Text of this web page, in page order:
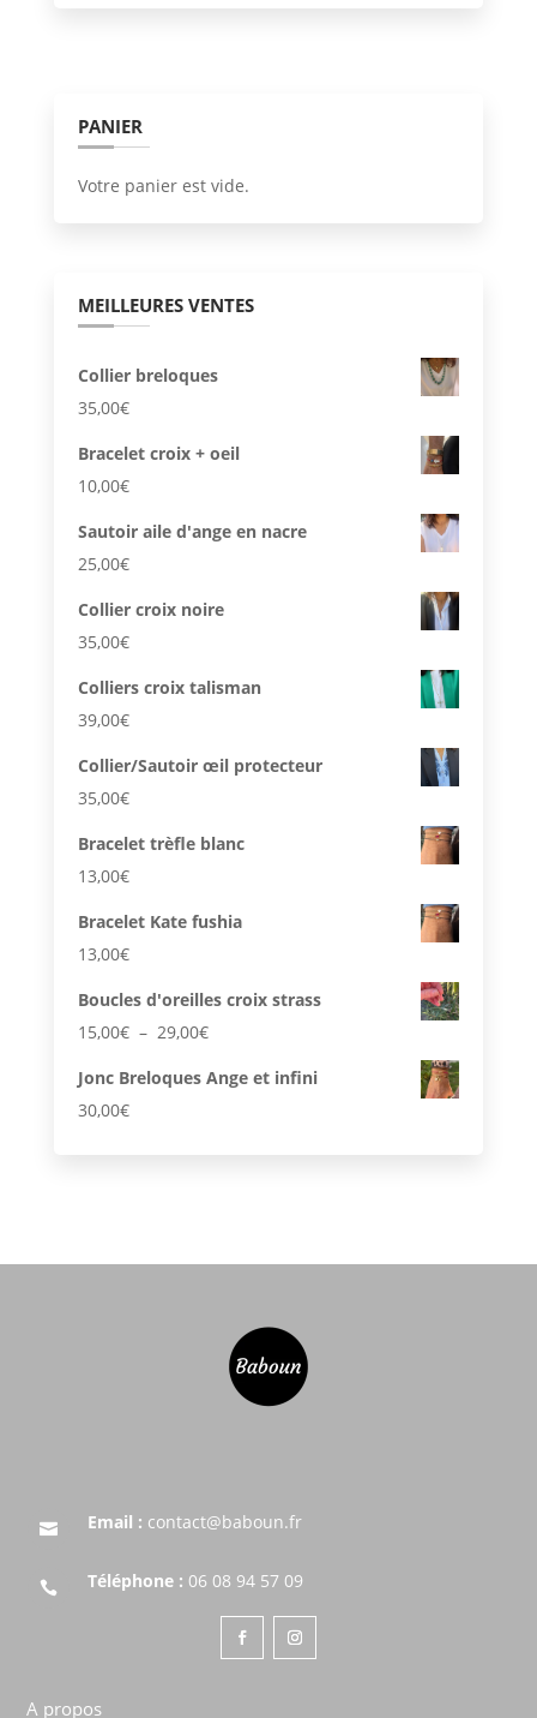
PANIER
Votre panier est vide.
MEILLEURES VENTES
Collier breloques
35,00€
Bracelet croix + oeil
10,00€
Sautoir aile d'ange en nacre
25,00€
Collier croix noire
35,00€
Colliers croix talisman
39,00€
Collier/Sautoir œil protecteur
35,00€
Bracelet trèfle blanc
13,00€
Bracelet Kate fushia
13,00€
Boucles d'oreilles croix strass
15,00€ – 29,00€Plage
prix :
Jonc Breloques Ange et infini
30,00€
 Email : contact@baboun.fr
 Téléphone : 06 08 94 57 09
A propos